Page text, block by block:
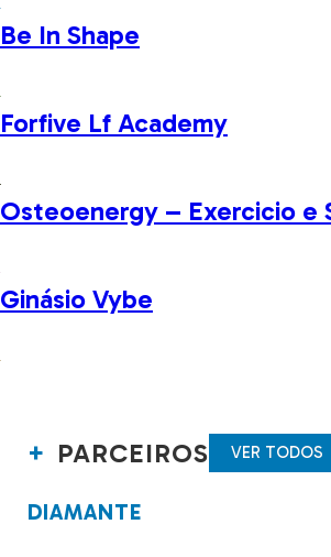
Be In Shape
Forfive Lf Academy
Osteoenergy – Exercicio e
Ginásio Vybe
PARCEIROS VER TODOS
DIAMANTE